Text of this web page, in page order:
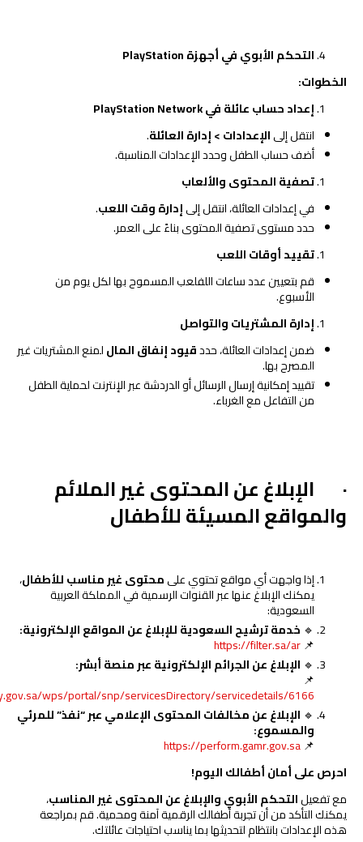
التحكم الأبوي في أجهزة
الخطوات:
إعداد حساب عائلة في
انتقل إلىالإعدادات>إدارة العائلة.
أضف حساب الطفل وحدد الإعدادات المناسبة.
تصفية المحتوى والألعاب
في إعدادات العائلة، انتقل إلىإدارة وقت اللعب.
حدد مستوى تصفية المحتوى بناءً على العمر.
تقييد أوقات اللعب
قم بتعيين عدد ساعات اللفلعب المسموح بها لكل يوم من
الأسبوع.
إدارة المشتريات والتواصل
ضمن إعدادات العائلة، حددقيود إنفاق الماللمنع المشتريات غير
المصرح بها.
تقييد إمكانية إرسال الرسائل أو الدردشة عبر الإنترنت لحماية الطفل
من التفاعل مع الغرباء.
· الإبلاغ عن المحتوى غير الملائم
والمواقع المسيئة للأطفال
إذا واجهت أي مواقع تحتوي علىمحتوى غير مناسب للأطفال،
يمكنك الإبلاغ عنها عبر القنوات الرسمية في المملكة العربية
السعودية:
🔹 خدمة ترشيح السعودية للإبلاغ عن المواقع الإلكترونية:
📌
https://filter.sa/ar
🔹 الإبلاغ عن الجرائم الإلكترونية عبر منصة أبشر:
📌
wps/portal/snp/servicesDirectory/servicedetails/6166
🔹 الإبلاغ عن مخالفات المحتوى الإعلامي عبر “نفذ” للمرئي
والمسموع:
📌
https://perform.gamr.gov.sa
احرص على أمان أطفالك اليوم!
مع تفعيلالتحكم الأبوي والإبلاغ عن المحتوى غير المناسب،
يمكنك التأكد من أن تجربة أطفالك الرقمية آمنة ومحمية. قم بمراجعة
هذه الإعدادات بانتظام لتحديثها بما يناسب احتياجات عائلتك.